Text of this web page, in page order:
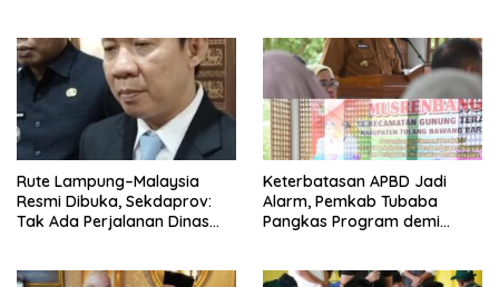
Rute Lampung–Malaysia
Resmi Dibuka, Sekdaprov:
Tak Ada Perjalanan Dinas
Keterbatasan APBD Jadi
Alarm, Pemkab Tubaba
Pangkas Program demi